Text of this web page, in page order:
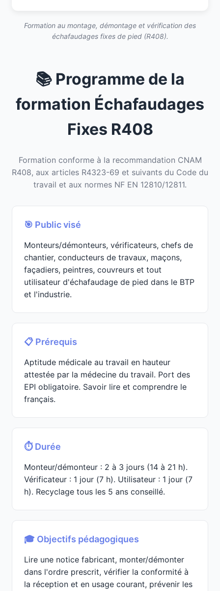
Formation au montage, démontage et vérification des
échafaudages fixes de pied (R408).
📚 Programme de la
formation Échafaudages
Fixes R408
Formation conforme à la recommandation CNAM
R408, aux articles R4323-69 et suivants du Code du
travail et aux normes NF EN 12810/12811.
🎯 Public visé
Monteurs/démonteurs, vérificateurs, chefs de
chantier, conducteurs de travaux, maçons,
façadiers, peintres, couvreurs et tout
utilisateur d'échafaudage de pied dans le BTP
et l'industrie.
📋 Prérequis
Aptitude médicale au travail en hauteur
attestée par la médecine du travail. Port des
EPI obligatoire. Savoir lire et comprendre le
français.
⏱️ Durée
Monteur/démonteur : 2 à 3 jours (14 à 21 h).
Vérificateur : 1 jour (7 h). Utilisateur : 1 jour (7
h). Recyclage tous les 5 ans conseillé.
🎓 Objectifs pédagogiques
Lire une notice fabricant, monter/démonter
dans l'ordre prescrit, vérifier la conformité à
la réception et en usage courant, prévenir les